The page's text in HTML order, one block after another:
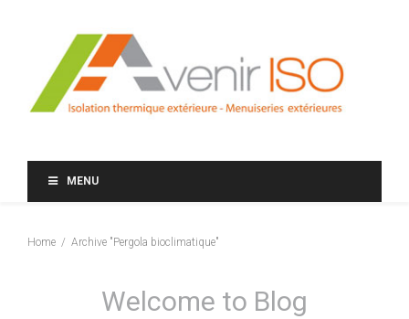
MENU
Home Archive "Pergola bioclimatique"
Welcome to Blog